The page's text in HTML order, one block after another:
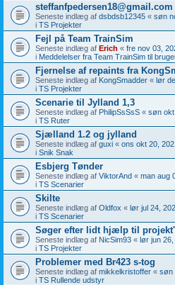
steffanfpedersen18@gmail.com
Seneste indlæg af dsbdsb12345 « søn
i TS Projekter
Fejl på Team TrainSim
Seneste indlæg af Erich « fre nov 03,
i Meddelelser fra Team TrainSim til
Fjernelse af repaints fra
Seneste indlæg af KongSmadder « lør
i TS Projekter
Scenarie til Jylland 1,3
Seneste indlæg af PhilipSsSsS « søn okt
i TS Ruter
Sjælland 1.2 og jylland
Seneste indlæg af guxi « ons okt 20,
i Snik Snak
Esbjerg Tønder
Seneste indlæg af ViktorAnd « man aug
i TS Scenarier
Skilte
Seneste indlæg af Oldfox « lør jul 24,
i TS Scenarier
Søger efter lidt hjælp til
Seneste indlæg af NicSim93 « lør jun
i TS Projekter
Problemer med Br423 s-tog
Seneste indlæg af mikkelkristoffer « søn
i TS Rullende udstyr